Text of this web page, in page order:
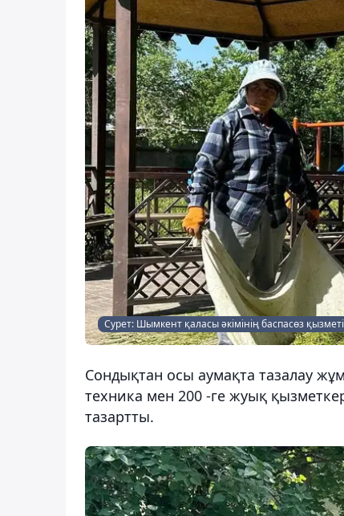
Сурет: Шымкент қаласы әкімінің баспасөз қызметі
Сондықтан осы аумақта тазалау
техника мен 200 -ге жуық
тазартты.